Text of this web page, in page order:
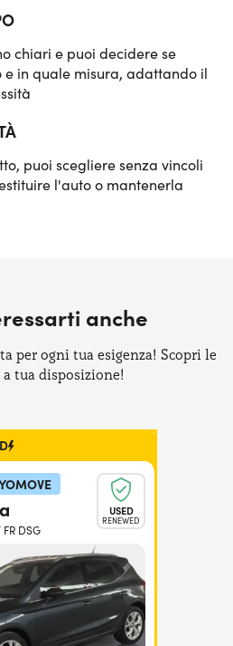
chiari e puoi decidere se
e in quale misura, adattando il
puoi scegliere senza vincoli
l'auto o mantenerla
anche
per ogni tua esigenza! Scopri le
tua disposizione!
USED
RENEWED
FR DSG